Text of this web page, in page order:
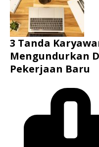
3 Tanda
Mengundurkan
Pekerjaan Baru